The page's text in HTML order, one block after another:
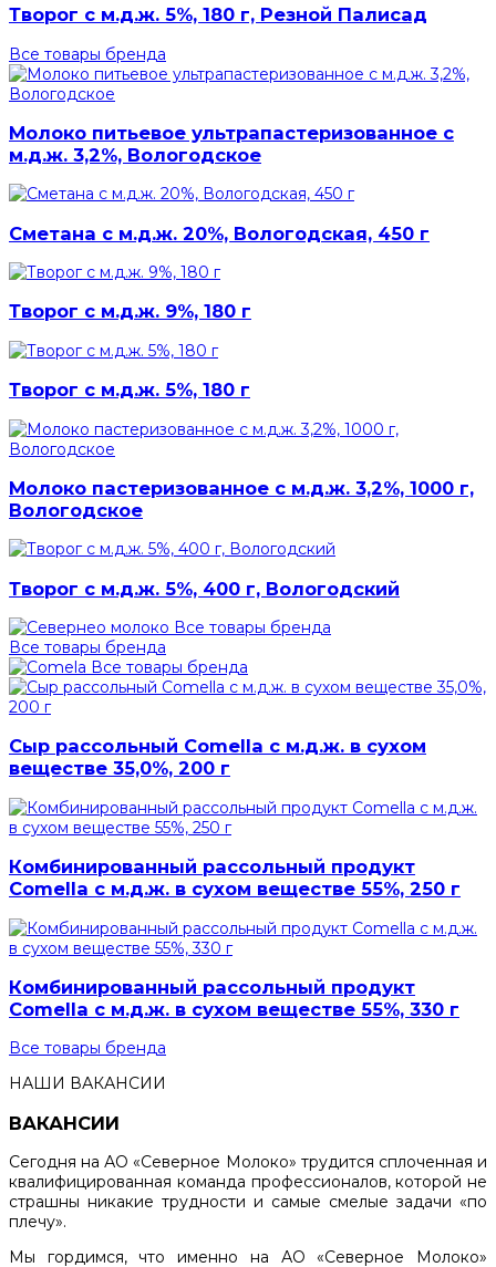
Творог с м.д.ж. 5%, 180 г, Резной Палисад
Все товары бренда
Молоко питьевое ультрапастеризованное с
м.д.ж. 3,2%, Вологодское
Сметана с м.д.ж. 20%, Вологодская, 450 г
Творог с м.д.ж. 9%, 180 г
Творог с м.д.ж. 5%, 180 г
Молоко пастеризованное с м.д.ж. 3,2%, 1000 г,
Вологодское
Творог с м.д.ж. 5%, 400 г, Вологодский
Все товары бренда
Все товары бренда
Все товары бренда
Сыр рассольный Comella с м.д.ж. в сухом
веществе 35,0%, 200 г
Комбинированный рассольный продукт
Comella с м.д.ж. в сухом веществе 55%, 250 г
Комбинированный рассольный продукт
Comella с м.д.ж. в сухом веществе 55%, 330 г
Все товары бренда
НАШИ ВАКАНСИИ
ВАКАНСИИ
Сегодня на АО «Северное Молоко» трудится сплоченная и
квалифицированная команда профессионалов, которой не
страшны никакие трудности и самые смелые задачи «по
плечу».
Мы гордимся, что именно на АО «Северное Молоко»